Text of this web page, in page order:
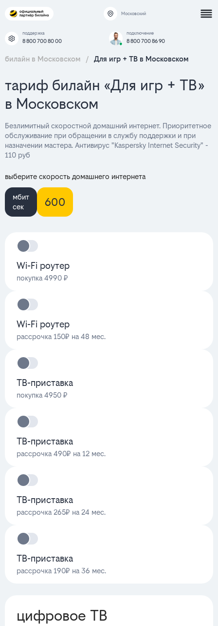
Московский
поддержка
8 800 700 80 00
подключение
8 800 700 86 90
билайн в Московском / Для игр + ТВ в Московском
тариф билайн «Для игр + ТВ»
в Московском
Безлимитный скоростной домашний интернет. Приоритетное
обслуживание при обращении в службу поддержки и при
назначении мастера. Антивирус "Kaspersky Internet Security" -
110 руб
выберите скорость домашнего интернета
мбит
сек
600
Wi-Fi роутер
покупка 4990 ₽
Wi-Fi роутер
рассрочка 150₽ на 48 мес.
ТВ-приставка
покупка 4950 ₽
ТВ-приставка
рассрочка 490₽ на 12 мес.
ТВ-приставка
рассрочка 265₽ на 24 мес.
ТВ-приставка
рассрочка 190₽ на 36 мес.
цифровое ТВ